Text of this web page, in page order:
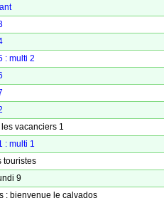
: multi 2
vacanciers 1
: multi 1
touristes
9
: bienvenue le calvados